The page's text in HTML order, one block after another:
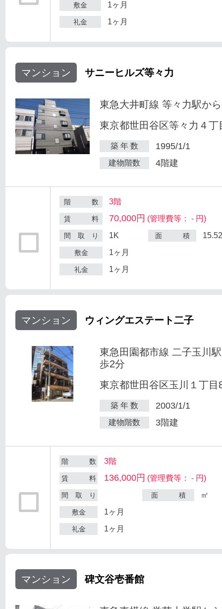
敷金 1ヶ月
礼金 1ヶ月
マンション サニーヒルズ等々力
東急大井町線 等々力駅か
東京都世田谷区等々力４丁
築 年 数 1995/1/1
建物階数 4階建
階 数 3階
賃 料 70,000円 (管理費等： - 円)
間 取 り 1K 面 積
敷金 1ヶ月
礼金 1ヶ月
マンション ウィングエステート二子
東急田園都市線 二子玉川
歩2分
東京都世田谷区玉川１丁目
築 年 数 2003/1/1
建物階数 3階建
階 数 3階
賃 料 136,000円 (管理費等： - 円)
間 取 り 面 積 ㎡
敷金 1ヶ月
礼金 1ヶ月
マンション 碑文谷壱番館